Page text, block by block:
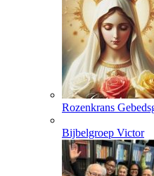
Rozenkrans
Bijbelgroep Victor